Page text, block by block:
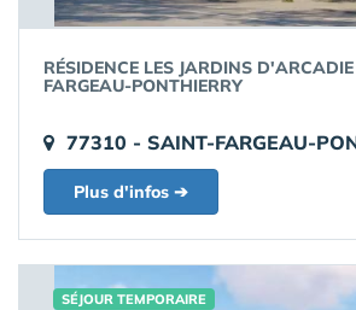
RÉSIDENCE LES JARDINS
FARGEAU-PONTHIERRY
77310 - SAINT-FARGEAU-
Plus d'infos ➔
SÉJOUR TEMPORAIRE